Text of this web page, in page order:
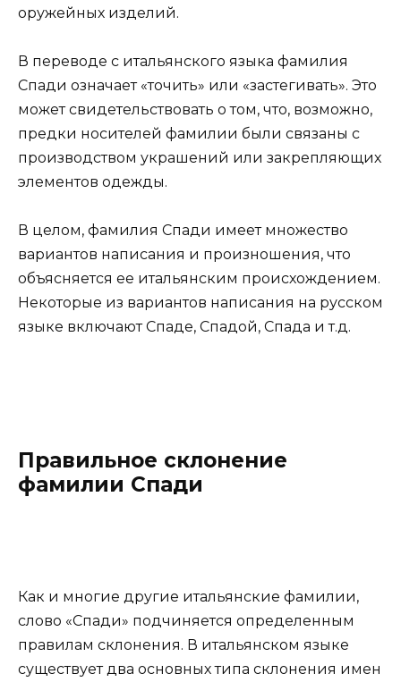
оружейных изделий.
В переводе с итальянского языка фамилия
Спади означает «точить» или «застегивать». Это
может свидетельствовать о том, что, возможно,
предки носителей фамилии были связаны с
производством украшений или закрепляющих
элементов одежды.
В целом, фамилия Спади имеет множество
вариантов написания и произношения, что
объясняется ее итальянским происхождением.
Некоторые из вариантов написания на русском
языке включают Спаде, Спадой, Спада и т.д.
Правильное склонение
фамилии Спади
Как и многие другие итальянские фамилии,
слово «Спади» подчиняется определенным
правилам склонения. В итальянском языке
существует два основных типа склонения имен